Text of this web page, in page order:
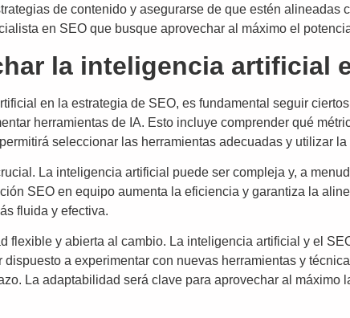
de contenido y asegurarse de que estén alineadas
en SEO que busque aprovechar al máximo el
la inteligencia artificial
en la estrategia de SEO, es fundamental seguir
herramientas de IA. Esto incluye comprender qué
seleccionar las herramientas adecuadas y utilizar la
La inteligencia artificial puede ser compleja y, a
SEO en equipo aumenta la eficiencia y garantiza la
fluida y efectiva.
flexible y abierta al cambio. La inteligencia artificial y el
a experimentar con nuevas herramientas y
La adaptabilidad será clave para aprovechar al máximo